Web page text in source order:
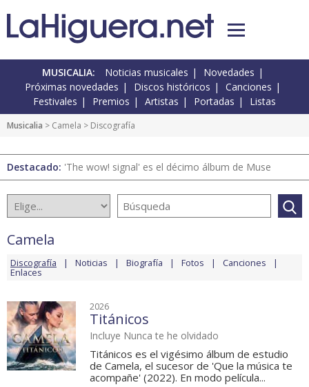
MUSICALIA: Noticias musicales
Novedades
Próximas novedades
Discos históricos
Canciones
Festivales
Premios Artistas Portadas Listas
Musicalia > Camela > Discografía
Destacado: 'The wow! signal' es el décimo álbum de Muse
Camela
Discografía Noticias Biografía Fotos Canciones
Enlaces
2026
Titánicos
Incluye Nunca te he olvidado
Titánicos es el vigésimo álbum de estudio
de Camela, el sucesor de 'Que la música te
acompañe' (2022). En modo película...